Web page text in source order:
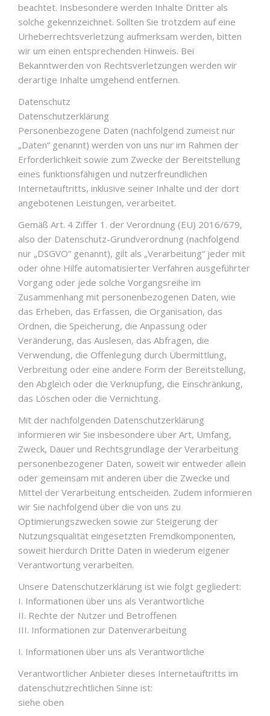
beachtet. Insbesondere werden Inhalte Dritter als
solche gekennzeichnet. Sollten Sie trotzdem auf eine
Urheberrechtsverletzung aufmerksam werden, bitten
wir um einen entsprechenden Hinweis. Bei
Bekanntwerden von Rechtsverletzungen werden wir
derartige Inhalte umgehend entfernen.
Datenschutz
Datenschutzerklärung
Personenbezogene Daten (nachfolgend zumeist nur
„Daten“ genannt) werden von uns nur im Rahmen der
Erforderlichkeit sowie zum Zwecke der Bereitstellung
eines funktionsfähigen und nutzerfreundlichen
Internetauftritts, inklusive seiner Inhalte und der dort
angebotenen Leistungen, verarbeitet.
Gemäß Art. 4 Ziffer 1. der Verordnung (EU) 2016/679,
also der Datenschutz-Grundverordnung (nachfolgend
nur „DSGVO“ genannt), gilt als „Verarbeitung“ jeder mit
oder ohne Hilfe automatisierter Verfahren ausgeführter
Vorgang oder jede solche Vorgangsreihe im
Zusammenhang mit personenbezogenen Daten, wie
das Erheben, das Erfassen, die Organisation, das
Ordnen, die Speicherung, die Anpassung oder
Veränderung, das Auslesen, das Abfragen, die
Verwendung, die Offenlegung durch Übermittlung,
Verbreitung oder eine andere Form der Bereitstellung,
den Abgleich oder die Verknüpfung, die Einschränkung,
das Löschen oder die Vernichtung.
Mit der nachfolgenden Datenschutzerklärung
informieren wir Sie insbesondere über Art, Umfang,
Zweck, Dauer und Rechtsgrundlage der Verarbeitung
personenbezogener Daten, soweit wir entweder allein
oder gemeinsam mit anderen über die Zwecke und
Mittel der Verarbeitung entscheiden. Zudem informieren
wir Sie nachfolgend über die von uns zu
Optimierungszwecken sowie zur Steigerung der
Nutzungsqualität eingesetzten Fremdkomponenten,
soweit hierdurch Dritte Daten in wiederum eigener
Verantwortung verarbeiten.
Unsere Datenschutzerklärung ist wie folgt gegliedert:
I. Informationen über uns als Verantwortliche
II. Rechte der Nutzer und Betroffenen
III. Informationen zur Datenverarbeitung
I. Informationen über uns als Verantwortliche
Verantwortlicher Anbieter dieses Internetauftritts im
datenschutzrechtlichen Sinne ist:
siehe oben